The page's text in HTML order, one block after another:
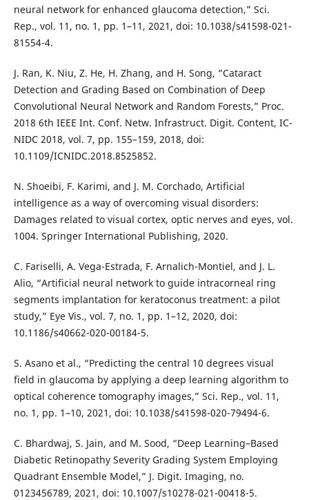
neural network for enhanced glaucoma detection,” Sci.
Rep., vol. 11, no. 1, pp. 1–11, 2021, doi: 10.1038/s41598-021-
81554-4.
J. Ran, K. Niu, Z. He, H. Zhang, and H. Song, “Cataract
Detection and Grading Based on Combination of Deep
Convolutional Neural Network and Random Forests,” Proc.
2018 6th IEEE Int. Conf. Netw. Infrastruct. Digit. Content, IC-
NIDC 2018, vol. 7, pp. 155–159, 2018, doi:
10.1109/ICNIDC.2018.8525852.
N. Shoeibi, F. Karimi, and J. M. Corchado, Artificial
intelligence as a way of overcoming visual disorders:
Damages related to visual cortex, optic nerves and eyes, vol.
1004. Springer International Publishing, 2020.
C. Fariselli, A. Vega-Estrada, F. Arnalich-Montiel, and J. L.
Alio, “Artificial neural network to guide intracorneal ring
segments implantation for keratoconus treatment: a pilot
study,” Eye Vis., vol. 7, no. 1, pp. 1–12, 2020, doi:
10.1186/s40662-020-00184-5.
S. Asano et al., “Predicting the central 10 degrees visual
field in glaucoma by applying a deep learning algorithm to
optical coherence tomography images,” Sci. Rep., vol. 11,
no. 1, pp. 1–10, 2021, doi: 10.1038/s41598-020-79494-6.
C. Bhardwaj, S. Jain, and M. Sood, “Deep Learning–Based
Diabetic Retinopathy Severity Grading System Employing
Quadrant Ensemble Model,” J. Digit. Imaging, no.
0123456789, 2021, doi: 10.1007/s10278-021-00418-5.